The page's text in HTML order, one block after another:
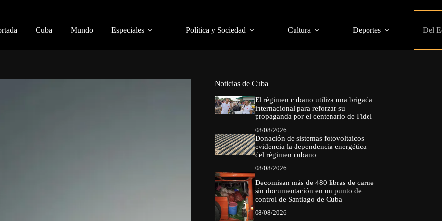
Cuba Mundo Especiales Política y Sociedad Cultura Deportes Del
Noticias de Cuba
El régimen cubano utiliza una brigada
internacional para reforzar su
propaganda por el centenario de Fidel
08/08/2026
Donación de sistemas fotovoltaicos
evidencia la dependencia energética
del régimen cubano
08/08/2026
Decomisan más de 480 libras de carne
sin documentación en un punto de
control de Santiago de Cuba
08/08/2026